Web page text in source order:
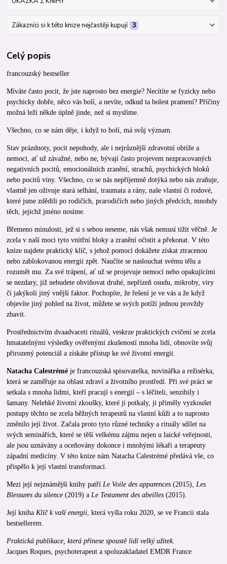
Zákazníci si k této knize nejčastěji kupují 3
Celý popis
francouzský bestseller
Míváte často pocit, že jste naprosto bez energie? Necítíte se fyzicky nebo
psychicky dobře, něco vás bolí, a nevíte, odkud ta bolest pramení? Příčiny
možná leží někde úplně jinde, než si myslíme.
Všechno, co se nám děje, i když to bolí, má svůj význam.
Stav prázdnoty, pocit nepohody, ale i nejrůznější zdravotní obtíže a
nemoci, ať už závažné, nebo ne, bývají často projevem nezpracovaných
negativních pocitů, emocionálních zranění, strachů, psychických bloků
nebo pocitů viny. Všechno, co se nás nepříjemně dotýká nebo nás zraňuje,
vlastně jen oživuje stará selhání, traumata a rány, naše vlastní či rodové,
které jsme zdědili po rodičích, prarodičích nebo jiných předcích, mnohdy
těch, jejichž jméno nosíme.
Břemeno minulosti, jež si s sebou nese­me, nás však nemusí tížit věčně. Je
zcela v naší moci tyto vnitřní bloky a zranění očistit a překonat. V této
knize najdete praktický klíč, s je­hož pomocí do­kážete získat ztracenou
nebo zablokovanou ener­gii zpět. Naučíte se naslouchat své­mu tělu a
rozumět mu. Za své trápení, ať už se projevuje nemocí nebo opakujícími
se nezdary, již nebudete obviňovat druhé, nepřízeň osudu, mikroby, viry
či jakýkoli jiný vnější faktor. Pochopíte, že řešení je ve vás a že když
objevíte jiný pohled na život, můžete se svých potíží jednou provždy
zbavit.
Prostřednictvím dvaadvaceti rituá­lů, veskrze praktických cvičení se zcela
hmatatelnými vý­sledky ověřenými zkušeností mnoha lidí, obnovíte svůj
přirozený potenciál a zís­káte přístup ke své životní energii.
Natacha Calestrémé je francouzská spisovatelka, novinářka a režisérka,
která se zaměřuje na oblast zdraví a životního prostředí. Při své práci se
setkala s mnoha lidmi, kteří pracují s energií – s léčiteli, senzibily i
šamany. Nelehké životní zkoušky, které ji potkaly, ji přiměly vyzkoušet
postupy těchto ne zcela běžných terapeutů na vlastní kůži a to naprosto
změnilo její život. Začala proto tyto různé techniky a rituály sdílet na
svých seminářích, které se těší velkému zájmu nejen u laické veřejnosti,
ale jsou uznávány a oceňovány dokonce i mnohými lékaři a terapeuty
západní medicíny. V této knize nám Natacha Calestrémé předává vše, co
přispělo k její vlastní transformaci.
Mezi její nejznámější knihy patříLe Voile des apparences (2015),Les
Blessures du silence (2019) aLe Testament des abeilles (2015).
Její knihaKlíč k vaší energii, která vyšla roku 2020, se ve Francii stala
bestsellerem.
Praktická publikace, která přinese spoustě lidí velký užitek.
Jacques Roques, psychoterapeut a spoluzakladatel EMDR France